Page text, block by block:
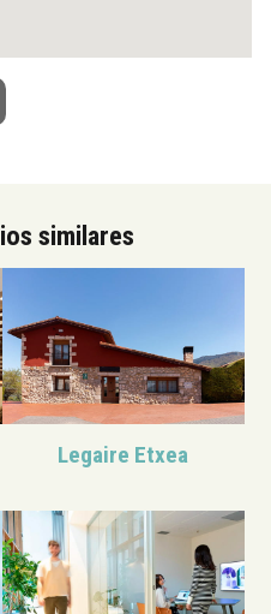
similares
Legaire Etxea